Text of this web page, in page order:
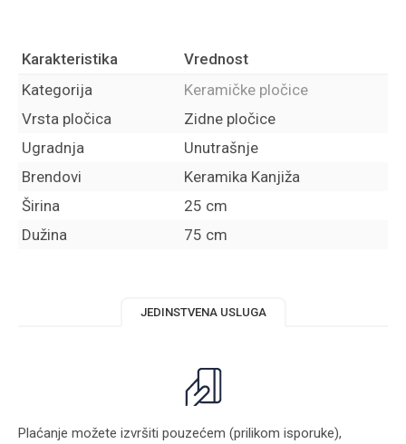
Karakteristika
Vrednost
Kategorija
Keramičke pločice
Vrsta pločica
Zidne pločice
Ugradnja
Unutrašnje
Brendovi
Keramika Kanjiža
Širina
25 cm
Dužina
75 cm
JEDINSTVENA USLUGA
Plaćanje možete izvršiti pouzećem (prilikom isporuke),